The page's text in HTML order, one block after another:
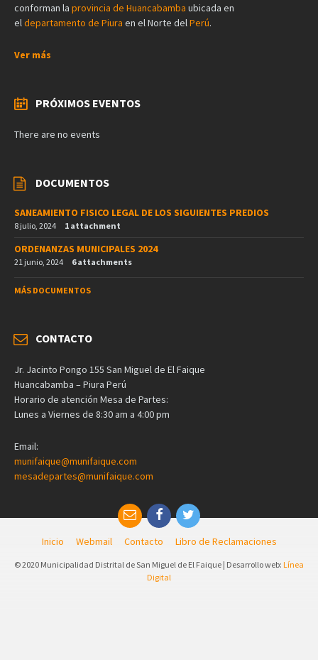
conforman la provincia de Huancabamba ubicada en
eldepartamento de Piura en el Norte delPerú.
Ver más
PRÓXIMOS EVENTOS
There are no events
DOCUMENTOS
SANEAMIENTO FISICO LEGAL DE LOS SIGUIENTES PREDIOS
8 julio, 2024 1 attachment
ORDENANZAS MUNICIPALES 2024
21 junio, 2024 6 attachments
MÁS DOCUMENTOS
CONTACTO
Jr. Jacinto Pongo 155 San Miguel de El Faique
Huancabamba – Piura Perú
Horario de atención Mesa de Partes:
Lunes a Viernes de 8:30 am a 4:00 pm
Email:
munifaique@munifaique.com
mesadepartes@munifaique.com
Inicio Webmail Contacto Libro de Reclamaciones
© 2020 Municipalidad Distrital de San Miguel de El Faique | Desarrollo web: Línea
Digital